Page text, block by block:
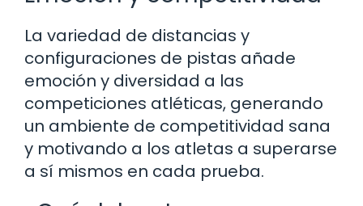
La variedad de distancias y
configuraciones de pistas añade
emoción y diversidad a las
competiciones atléticas, generando
un ambiente de competitividad sana
y motivando a los atletas a superarse
a sí mismos en cada prueba.